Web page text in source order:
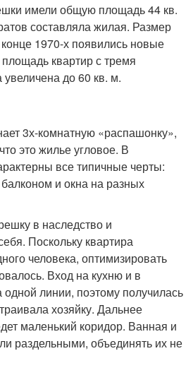
имели общую площадь 44 кв.
составляла жилая. Размер
1970-х появились новые
квартир с тремя
до 60 кв. м.
3х-комнатную «распашонку»,
это жилье угловое. В
все типичные черты:
и окна на разных
в наследство и
Поскольку квартира
человека, оптимизировать
Вход на кухню и в
линии, поэтому получилась
хозяйку. Дальнее
маленький коридор. Ванная и
раздельными, объединять их не